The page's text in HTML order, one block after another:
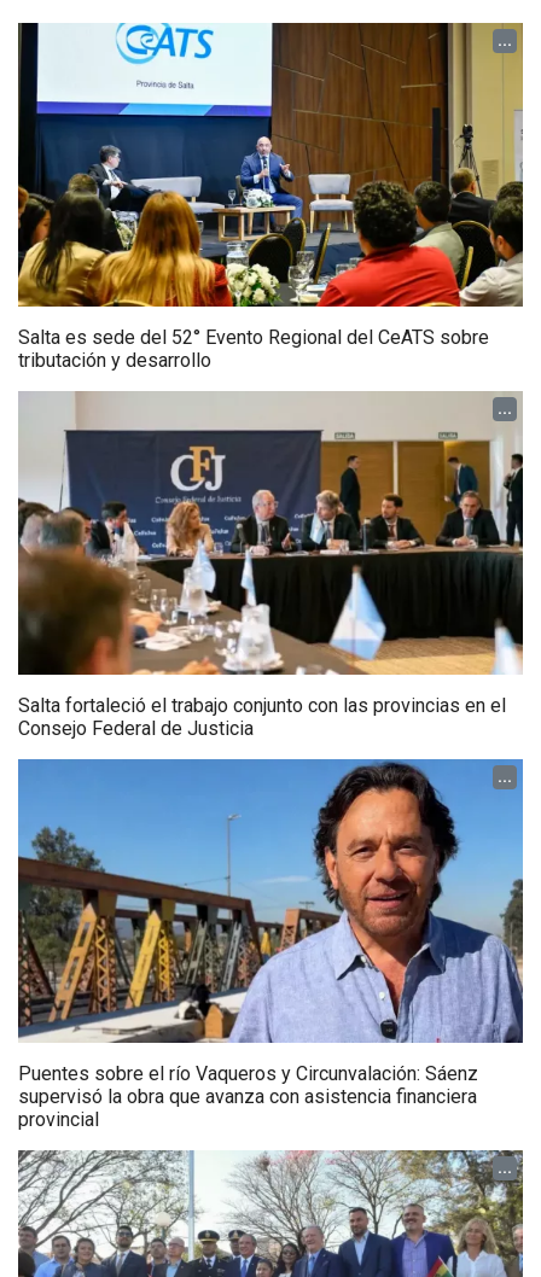
...
Salta es sede del 52° Evento Regional del CeATS sobre
tributación y desarrollo
...
Salta fortaleció el trabajo conjunto con las provincias en el
Consejo Federal de Justicia
...
Puentes sobre el río Vaqueros y Circunvalación: Sáenz
supervisó la obra que avanza con asistencia financiera
provincial
...